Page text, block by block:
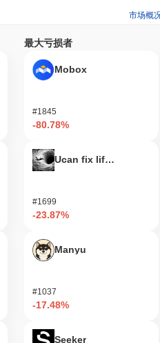
识机制，验证者负责确认交易并维
参与者可以通过质押一定数量的
了网络，还使他们的财务利益与生
安全的身份验证和数据完整性。这
未经授权的访问。 验证者的激励包
罚或削减则会被施加。这种双重机
安全措施包括定期审计和强大的治
抵御能力，确保为所有用户提供安
强的合规措施并聘请法律顾问有效
2023年中期经历了一次小型技术
户资金的安全。他们还在事件后对
强安全性。 Nutcoin面临的持续风
，并通过审计和社区参与倡议定期
市场概
最大亏损者
Mobox
#1845
-80.78%
Ucan fix life in1day
#1699
-23.87%
Manyu
#1037
-17.48%
Seeker